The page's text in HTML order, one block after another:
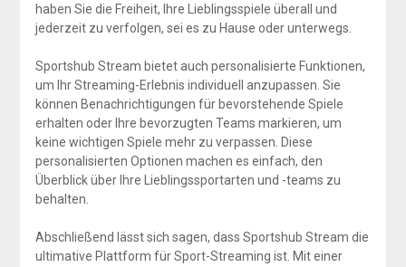
haben Sie die Freiheit, Ihre Lieblingsspiele überall und
jederzeit zu verfolgen, sei es zu Hause oder unterwegs.
Sportshub Stream bietet auch personalisierte Funktionen,
um Ihr Streaming-Erlebnis individuell anzupassen. Sie
können Benachrichtigungen für bevorstehende Spiele
erhalten oder Ihre bevorzugten Teams markieren, um
keine wichtigen Spiele mehr zu verpassen. Diese
personalisierten Optionen machen es einfach, den
Überblick über Ihre Lieblingssportarten und -teams zu
behalten.
Abschließend lässt sich sagen, dass Sportshub Stream die
ultimative Plattform für Sport-Streaming ist. Mit einer